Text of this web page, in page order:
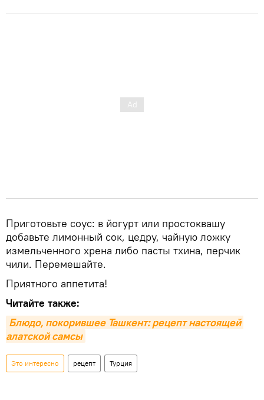
Приготовьте соус: в йогурт или простоквашу
добавьте лимонный сок, цедру, чайную ложку
измельченного хрена либо пасты тхина, перчик
чили. Перемешайте.
Приятного аппетита!
Читайте также:
Блюдо, покорившее Ташкент: рецепт настоящей
алатской самсы
Это интересно рецепт Турция